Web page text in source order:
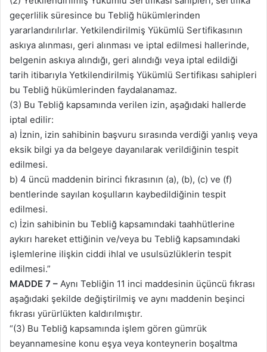
geçerlilik süresince bu Tebliğ hükümlerinden
yararlandırılırlar. Yetkilendirilmiş Yükümlü Sertifikasının
askıya alınması, geri alınması ve iptal edilmesi hallerinde,
belgenin askıya alındığı, geri alındığı veya iptal edildiği
tarih itibarıyla Yetkilendirilmiş Yükümlü Sertifikası sahipleri
bu Tebliğ hükümlerinden faydalanamaz.
(3) Bu Tebliğ kapsamında verilen izin, aşağıdaki hallerde
iptal edilir:
a) İznin, izin sahibinin başvuru sırasında verdiği yanlış veya
eksik bilgi ya da belgeye dayanılarak verildiğinin tespit
edilmesi.
b) 4 üncü maddenin birinci fıkrasının (a), (b), (c) ve (f)
bentlerinde sayılan koşulların kaybedildiğinin tespit
edilmesi.
c) İzin sahibinin bu Tebliğ kapsamındaki taahhütlerine
aykırı hareket ettiğinin ve/veya bu Tebliğ kapsamındaki
işlemlerine ilişkin ciddi ihlal ve usulsüzlüklerin tespit
edilmesi.”
MADDE 7 – Aynı Tebliğin 11 inci maddesinin üçüncü fıkrası
aşağıdaki şekilde değiştirilmiş ve aynı maddenin beşinci
fıkrası yürürlükten kaldırılmıştır.
“(3) Bu Tebliğ kapsamında işlem gören gümrük
beyannamesine konu eşya veya konteynerin boşaltma